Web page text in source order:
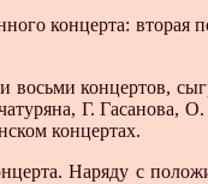
концерта:
восьми концертов,
Г. Гасанова,
концертах.
Наряду с